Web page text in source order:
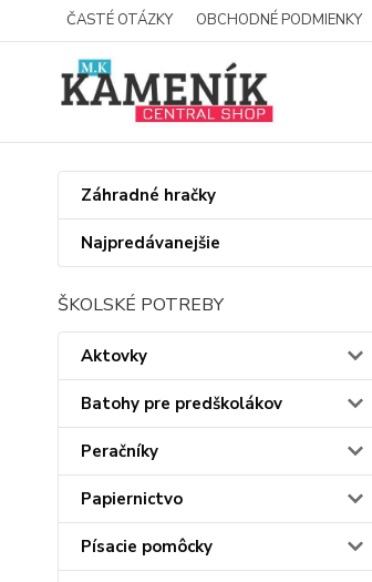
ČASTÉ OTÁZKY OBCHODNÉ PODMIENKY
Záhradné hračky
Najpredávanejšie
ŠKOLSKÉ POTREBY
Aktovky
Batohy pre predškolákov
Peračníky
Papiernictvo
Písacie pomôcky